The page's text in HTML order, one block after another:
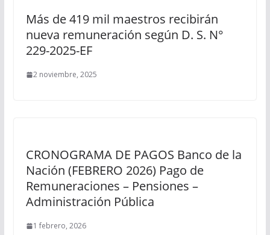
Más de 419 mil maestros recibirán
nueva remuneración según D. S. N°
229-2025-EF
2 noviembre, 2025
CRONOGRAMA DE PAGOS Banco de la
Nación (FEBRERO 2026) Pago de
Remuneraciones – Pensiones –
Administración Pública
1 febrero, 2026